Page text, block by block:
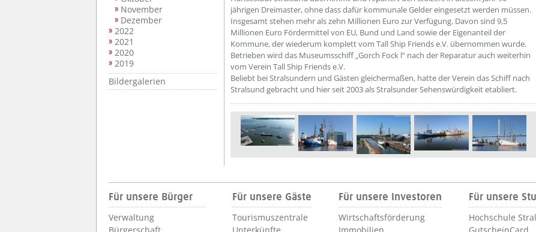
November
Dezember
2022
2021
2020
2019
Bildergalerien
jährigen Dreimaster, ohne dass dafür kommunale Gelder eingesetzt werden müssen.
Insgesamt stehen mehr als zehn Millionen Euro zur Verfügung. Davon sind 9,5
Millionen Euro Fördermittel von EU, Bund und Land sowie der Eigenanteil der
Kommune, der wiederum komplett vom Tall Ship Friends e.V. übernommen wurde.
Betrieben wird das Museumsschiff „Gorch Fock l“ nach der Reparatur auch weiterhin
vom Verein Tall Ship Friends e.V.
Beliebt bei Stralsundern und Gästen gleichermaßen, hatte der Verein das Schiff nach
Stralsund gebracht und hier seit 2003 als Stralsunder Sehenswürdigkeit etabliert.
Für unsere Bürger
Verwaltung
Für unsere Gäste
Tourismuszentrale
Für unsere Investoren
Wirtschaftsförderung
Für unsere
Hochschule